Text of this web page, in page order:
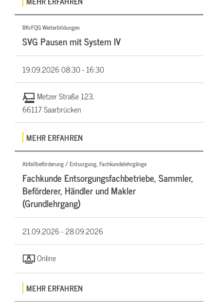
BKrFQG Weiterbildungen
SVG Pausen mit System IV
19.09.202608:30 - 16:30
Metzer Straße 123,
66117 Saarbrücken
MEHR ERFAHREN
Abfallbeförderung / Entsorgung, Fachkundelehrgänge
Fachkunde Entsorgungsfachbetriebe, Sammler,
Beförderer, Händler und Makler
(Grundlehrgang)
21.09.2026 -28.09.2026
Online
MEHR ERFAHREN